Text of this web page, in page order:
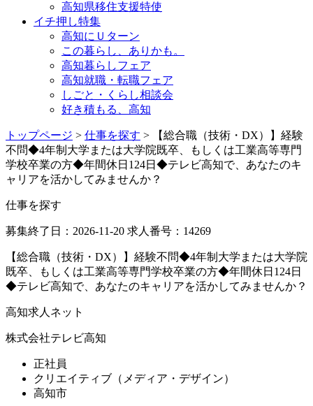
高知県移住支援特使
イチ押し特集
高知にＵターン
この暮らし、ありかも。
高知暮らしフェア
高知就職・転職フェア
しごと・くらし相談会
好き積もる、高知
トップページ > 仕事を探す > 【総合職（技術・DX）】経験
不問◆4年制大学または大学院既卒、もしくは工業高等専門
学校卒業の方◆年間休日124日◆テレビ高知で、あなたのキ
ャリアを活かしてみませんか？
仕事を探す
募集終了日：2026-11-20 求人番号：14269
【総合職（技術・DX）】経験不問◆4年制大学または大学院
既卒、もしくは工業高等専門学校卒業の方◆年間休日124日
◆テレビ高知で、あなたのキャリアを活かしてみませんか？
高知求人ネット
株式会社テレビ高知
正社員
クリエイティブ（メディア・デザイン）
高知市